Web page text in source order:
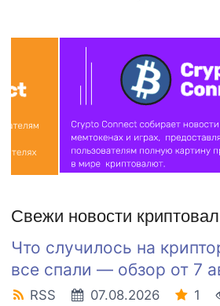
Свежи новости
Что случилось на
все спали — обзор от 7
RSS 07.08.2026 1